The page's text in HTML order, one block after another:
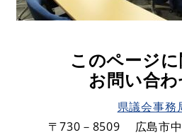
このページ
お問い合
県議会事務
〒730－8509
広島市